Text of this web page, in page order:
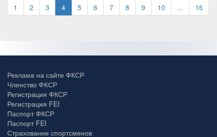
1 2 3 4 5 6 7 8 9 10 ... 16
Реклама на сайте ФКСР
Членство ФКСР
Регистрация ФКСР
Регистрация FEI
Паспорт ФКСР
Паспорт FEI
Страхование спортсменов